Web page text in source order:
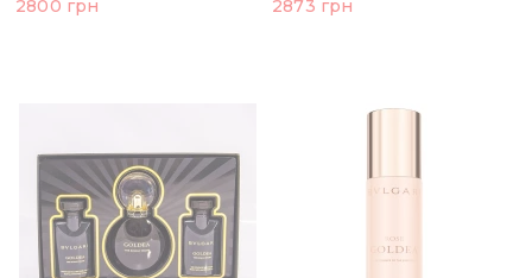
2800 грн
2873 грн